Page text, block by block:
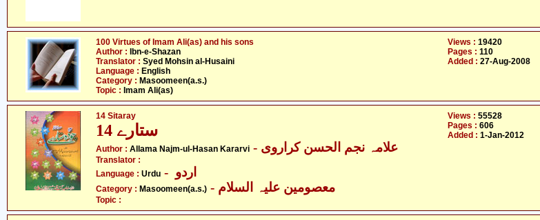
100 Virtues of Imam Ali(as) and his sons
Author :
Ibn-e-Shazan
Translator : Syed Mohsin al-Husaini
Language : English
Category : Masoomeen(a.s.)
Topic : Imam Ali(as)
Views : 19420
Pages : 110
Added : 27-Aug-2008
14 Sitaray
14 ستارے
Author : Allama Najm-ul-Hasan Kararvi - علامہ نجم الحسن کراروی
Translator :
Language : Urdu
Category : Masoomeen(a.s.)
Topic :
Views : 55528
Pages : 606
Added : 1-Jan-2012